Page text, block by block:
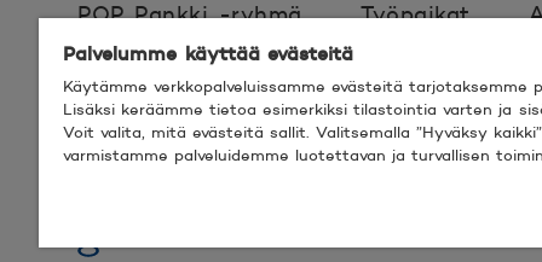
POP Pankki -ryhmä
Työpaikat
Evästeet Verkkosivun käyttöehdot
Palvelumme käyttää evästeitä
Käytämme verkkopalveluissamme evästeitä tarjotaksemme
Lisäksi keräämme tietoa esimerkiksi tilastointia varten ja
Voit valita, mitä evästeitä sallit. Valitsemalla ”Hyväksy
varmistamme palveluidemme luotettavan ja turvallisen